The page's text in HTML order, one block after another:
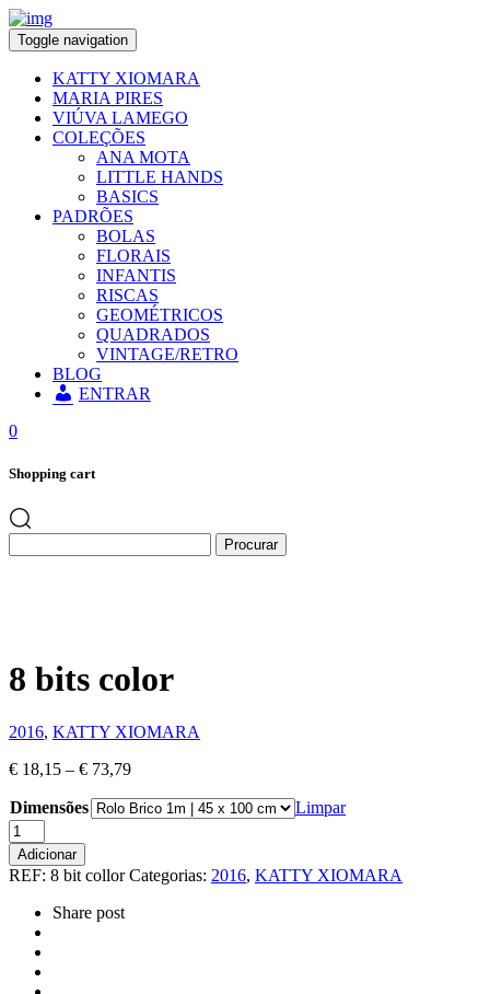
Toggle navigation
KATTY XIOMARA
MARIA PIRES
VIÚVA LAMEGO
COLEÇÕES
ANA MOTA
LITTLE HANDS
BASICS
PADRÕES
BOLAS
FLORAIS
INFANTIS
RISCAS
GEOMÉTRICOS
QUADRADOS
VINTAGE/RETRO
BLOG
ENTRAR
0
Shopping cart
8 bits color
2016, KATTY XIOMARA
€ 18,15 – € 73,79
Dimensões
Limpar
Quantidade
de
8
bits
color
Adicionar
REF: 8 bit collor Categorias: 2016, KATTY XIOMARA
Share post